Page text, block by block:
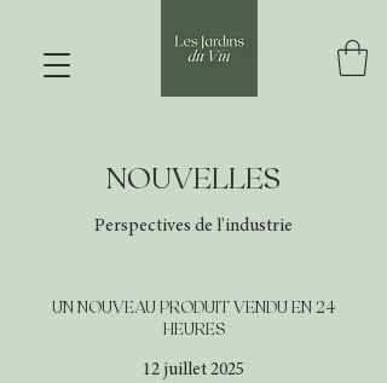
NOUVELLES
Perspectives de l'industrie
UN NOUVEAU PRODUIT VENDU EN 24
HEURES
12 juillet 2025